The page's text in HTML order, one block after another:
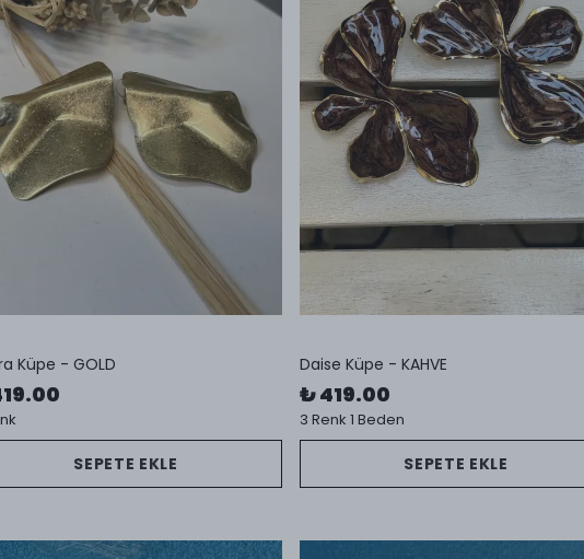
Küpe - GOLD
SEPETE EKLE
Daise Küpe - KAHVE
₺ 419.00
3 Renk 1 Beden
SEPETE EKLE